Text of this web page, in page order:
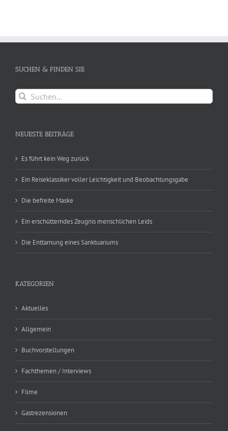
SUCHEN & FINDEN SIE
Suche
nach:
NEUESTE BEITRÄGE
Es führt kein Weg zurück
Ein Reiseklassiker voller Leichtigkeit und Beobachtungsgabe
Die befreite Maske
Ein erschütterndes Zeugnis menschlichen Leids
Die Enttarnung eines Sanktuariums
KATEGORIEN
Aktuelles
Allgemein
Buchvorstellungen
Fachthemen / Interviews
Filme
Gastrezensionen